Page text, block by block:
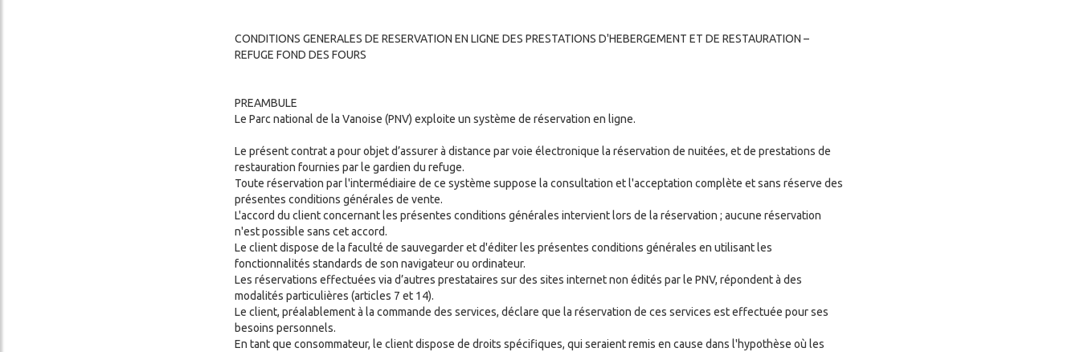
CONDITIONS GENERALES DE RESERVATION EN LIGNE DES PRESTATIONS D'HEBERGEMENT ET DE RESTAURATION –
REFUGE FOND DES FOURS
PREAMBULE
Le Parc national de la Vanoise (PNV) exploite un système de réservation en ligne.
Le présent contrat a pour objet d’assurer à distance par voie électronique la réservation de nuitées, et de prestations de
restauration fournies par le gardien du refuge.
Toute réservation par l'intermédiaire de ce système suppose la consultation et l'acceptation complète et sans réserve des
présentes conditions générales de vente.
L'accord du client concernant les présentes conditions générales intervient lors de la réservation ; aucune réservation
n'est possible sans cet accord.
Le client dispose de la faculté de sauvegarder et d'éditer les présentes conditions générales en utilisant les
fonctionnalités standards de son navigateur ou ordinateur.
Les réservations effectuées via d’autres prestataires sur des sites internet non édités par le PNV, répondent à des
modalités particulières (articles 7 et 14).
Le client, préalablement à la commande des services, déclare que la réservation de ces services est effectuée pour ses
besoins personnels.
En tant que consommateur, le client dispose de droits spécifiques, qui seraient remis en cause dans l'hypothèse où les